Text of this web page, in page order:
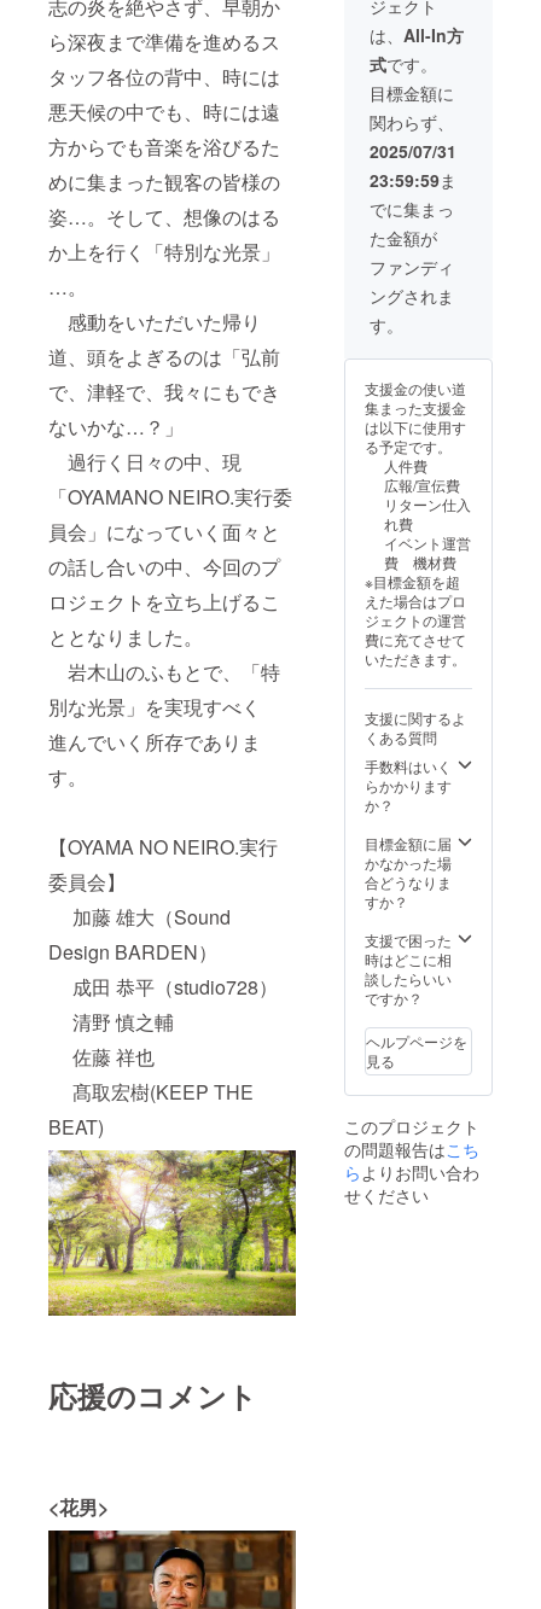
志の炎を絶やさず、早朝か
ら深夜まで準備を進めるス
タッフ各位の背中、時には
悪天候の中でも、時には遠
方からでも音楽を浴びるた
めに集まった観客の皆様の
姿…。そして、想像のはる
か上を行く「特別な光景」
…。
感動をいただいた帰り
道、頭をよぎるのは「弘前
で、津軽で、我々にもでき
ないかな…？」
過行く日々の中、現
「OYAMANO NEIRO.実行委
員会」になっていく面々と
の話し合いの中、今回のプ
ロジェクトを立ち上げるこ
ととなりました。
岩木山のふもとで、「特
別な光景」を実現すべく
進んでいく所存でありま
す。
【OYAMA NO NEIRO.実行
委員会】
加藤 雄大（Sound
Design BARDEN）
成田 恭平（studio728）
清野 慎之輔
佐藤 祥也
髙取宏樹(KEEP THE
BEAT)
応援のコメント
<花男>
Body
:United
Athle
5.6oz ・
OYAMA
NONEI
RO.イベ
ントロ
ゴをデ
ザイン
したス
テッ
カー
(55mm
×90mm
) ・
RO.をデ
したラ
バーバ
ンド
(幅
20mm)
ラ
バーバ
【クラ
ウド
ファン
ディン
グ限定
色（黒&
オレン
ジ）】
のメー
ル 9月
上旬発
送予定
長袖T
シャツ
を提供
しま
す。
長袖T
シャツ
【クラ
ウド
ファン
ディン
グ限定
色】
サイズ
展開：
S, M,
ラー:ブ
Body
:United
Athle
5.6oz ・
OYAMA
NONEI
RO.イベ
ゴをデ
ザイン
したス
テッ
カー
(55mm
×90mm
) ・
NONEI
RO.をデ
ザイン
したラ
バーバ
(幅
20mm)
ラ
バーバ
【クラ
ウド
ファン
ディン
色（黒&
オレン
ジ）】
ル 9月
上旬発
送予定
ジェクト
は、 All-In方
式です。
目標金額に
関わらず、
2025/07/31
23:59:59ま
でに集まっ
た金額が
ファンディ
ングされま
す。
支援金の使い道
集まった支援金
は以下に使用す
る予定です。
人件費
広報/宣伝費
リターン仕入
れ費
イベント運営
費 機材費
※目標金額を超
えた場合はプロ
ジェクトの運営
費に充てさせて
いただきます。
支援に関するよ
くある質問
手数料はいく
らかかります
か？
目標金額に届
かなかった場
合どうなりま
すか？
支援で困った
時はどこに相
談したらいい
ですか？
ヘルプページを
見る
このプロジェクト
の問題報告はこち
ら よりお問い合わ
せください